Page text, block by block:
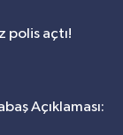
polis açtı!
Açıklaması: